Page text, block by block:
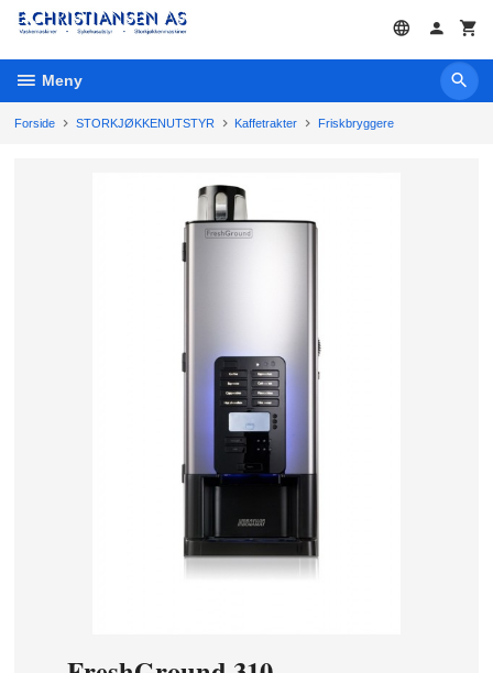
Gå
innholdet
Meny
Forside STORKJØKKENUTSTYR Kaffetrakter Friskbryggere